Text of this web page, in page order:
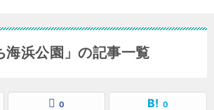
海浜公園」の記事一覧
0 0